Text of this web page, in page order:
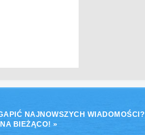
NAJNOWSZYCH WIADOMOŚCI?
BIEŻĄCO! »